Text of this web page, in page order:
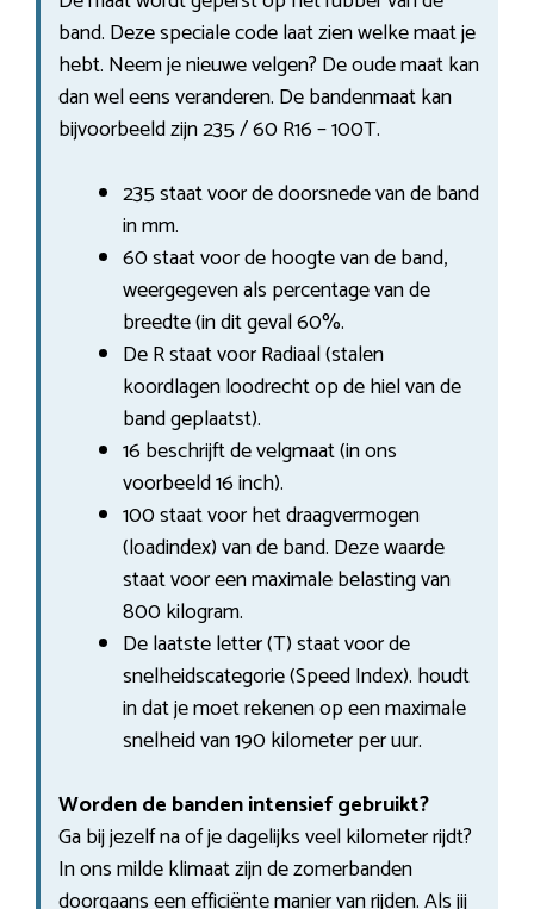
band. Deze speciale code laat zien welke maat je
hebt. Neem je nieuwe velgen? De oude maat kan
dan wel eens veranderen. De bandenmaat kan
bijvoorbeeld zijn 235 / 60 R16 – 100T.
235 staat voor de doorsnede van de band
in mm.
60 staat voor de hoogte van de band,
weergegeven als percentage van de
breedte (in dit geval 60%.
De R staat voor Radiaal (stalen
koordlagen loodrecht op de hiel van de
band geplaatst).
16 beschrijft de velgmaat (in ons
voorbeeld 16 inch).
100 staat voor het draagvermogen
(loadindex) van de band. Deze waarde
staat voor een maximale belasting van
800 kilogram.
De laatste letter (T) staat voor de
snelheidscategorie (Speed Index). houdt
in dat je moet rekenen op een maximale
snelheid van 190 kilometer per uur.
Worden de banden intensief gebruikt?
Ga bij jezelf na of je dagelijks veel kilometer rijdt?
In ons milde klimaat zijn de zomerbanden
doorgaans een efficiënte manier van rijden. Als jij